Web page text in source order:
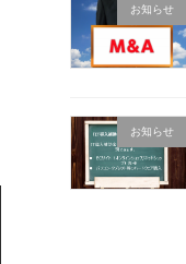
お知らせ
お知らせ